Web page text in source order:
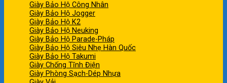
Giày Bảo Hộ Công Nhân
Giày Bảo Hộ Jogger
Giày Bảo Hộ K2
Giày Bảo Hộ Neuking
Giày Bảo Hộ Parade-Pháp
Giày Bảo Hộ Siêu Nhẹ Hàn Quốc
Giày Bảo Hộ Takumi
Giày Chống Tĩnh Điện
Giày Phòng Sạch-Dép Nhựa